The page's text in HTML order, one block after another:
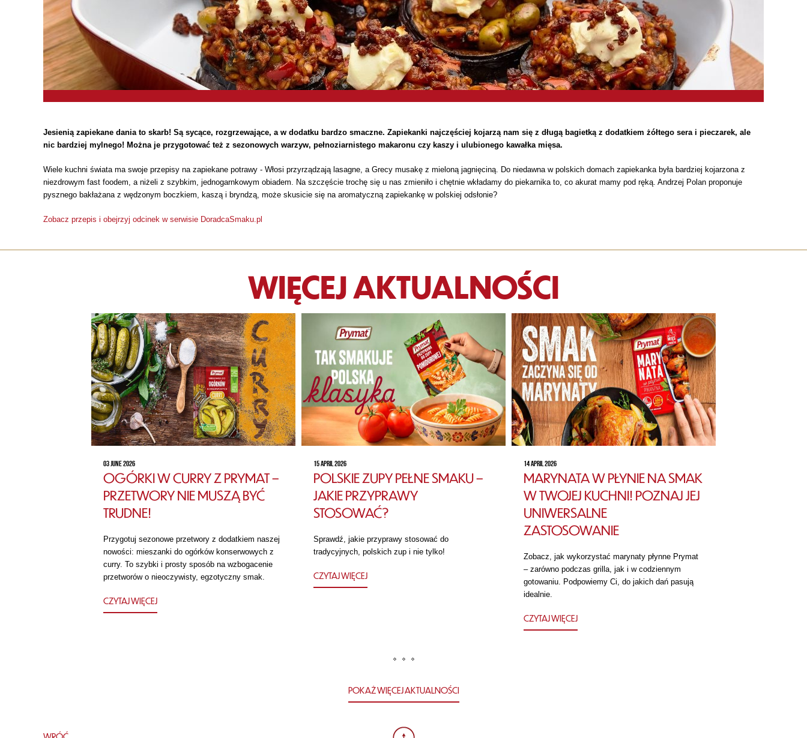
Jesienią zapiekane dania to skarb! Są sycące, rozgrzewające, a w dodatku bardzo smaczne. Zapiekanki najczęściej kojarzą nam się z długą bagietką z dodatkiem żółtego sera i pieczarek, ale
nic bardziej mylnego! Można je przygotować też z sezonowych warzyw, pełnoziarnistego makaronu czy kaszy i ulubionego kawałka mięsa.
Wiele kuchni świata ma swoje przepisy na zapiekane potrawy - Włosi przyrządzają lasagne, a Grecy musakę z mieloną jagnięciną. Do niedawna w polskich domach zapiekanka była bardziej kojarzona z
niezdrowym fast foodem, a niżeli z szybkim, jednogarnkowym obiadem. Na szczęście trochę się u nas zmieniło i chętnie wkładamy do piekarnika to, co akurat mamy pod ręką. Andrzej Polan proponuje
pysznego bakłażana z wędzonym boczkiem, kaszą i bryndzą, może skusicie się na aromatyczną zapiekankę w polskiej odsłonie?
Zobacz przepis i obejrzyj odcinek w serwisie DoradcaSmaku.pl
WIĘCEJ AKTUALNOŚCI
03 JUNE 2026
OGÓRKI W CURRY Z PRYMAT –
PRZETWORY NIE MUSZĄ BYĆ
TRUDNE!
Przygotuj sezonowe przetwory z dodatkiem naszej
nowości: mieszanki do ogórków konserwowych z
curry. To szybki i prosty sposób na wzbogacenie
przetworów o nieoczywisty, egzotyczny smak.
CZYTAJ WIĘCEJ
15 APRIL 2026
POLSKIE ZUPY PEŁNE SMAKU –
JAKIE PRZYPRAWY
STOSOWAĆ?
Sprawdź, jakie przyprawy stosować do
tradycyjnych, polskich zup i nie tylko!
CZYTAJ WIĘCEJ
14 APRIL 2026
MARYNATA W PŁYNIE NA SMAK
W TWOJEJ KUCHNI! POZNAJ JEJ
UNIWERSALNE
ZASTOSOWANIE
Zobacz, jak wykorzystać marynaty płynne Prymat
– zarówno podczas grilla, jak i w codziennym
gotowaniu. Podpowiemy Ci, do jakich dań pasują
idealnie.
CZYTAJ WIĘCEJ
POKAŻ WIĘCEJ AKTUALNOŚCI